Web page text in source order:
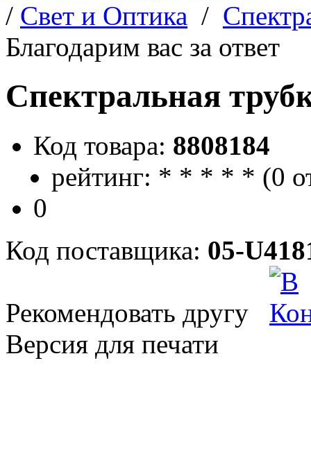
/ Свет и Оптика /
Благодарим вас за ответ
Спектральная
Код товара: 8808184
рейтинг: * * * * * (0
0
Код поставщика: 05-
Рекомендовать другу
Версия для печати